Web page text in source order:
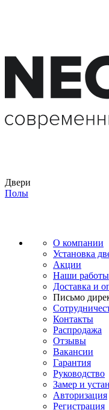
Двери
Полы
О компании
Установка
Акции
Наши работы
Доставка и
Письмо
Контакты
Распродажа
Отзывы
Вакансии
Гарантия
Руководство
Замер и
Авторизация
Регистрация